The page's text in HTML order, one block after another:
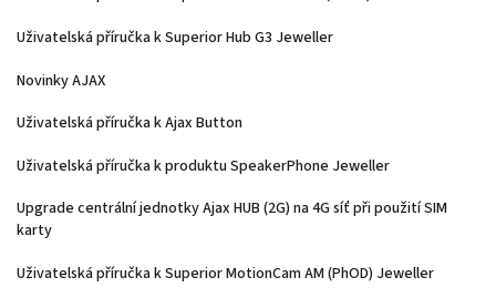
Uživatelská příručka k Superior Hub G3 Jeweller
Novinky AJAX
Uživatelská příručka k Ajax Button
Uživatelská příručka k produktu SpeakerPhone Jeweller
Upgrade centrální jednotky Ajax HUB (2G) na 4G síť při použití SIM
karty
Uživatelská příručka k Superior MotionCam AM (PhOD) Jeweller